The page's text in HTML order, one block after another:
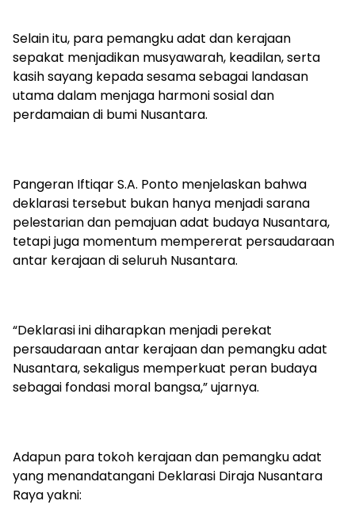
Selain itu, para pemangku adat dan kerajaan
sepakat menjadikan musyawarah, keadilan, serta
kasih sayang kepada sesama sebagai landasan
utama dalam menjaga harmoni sosial dan
perdamaian di bumi Nusantara.
Pangeran Iftiqar S.A. Ponto menjelaskan bahwa
deklarasi tersebut bukan hanya menjadi sarana
pelestarian dan pemajuan adat budaya Nusantara,
tetapi juga momentum mempererat persaudaraan
antar kerajaan di seluruh Nusantara.
“Deklarasi ini diharapkan menjadi perekat
persaudaraan antar kerajaan dan pemangku adat
Nusantara, sekaligus memperkuat peran budaya
sebagai fondasi moral bangsa,” ujarnya.
Adapun para tokoh kerajaan dan pemangku adat
yang menandatangani Deklarasi Diraja Nusantara
Raya yakni: